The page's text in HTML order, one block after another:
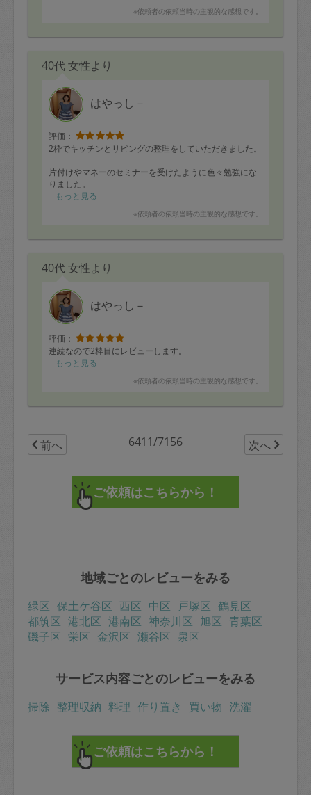
※依頼者の依頼当時の主観的な感想です。
40代 女性より
はやっし－
評価：
2枠でキッチンとリビングの整理をしていただきました。
片付けやマネーのセミナーを受けたように色々勉強にな
りました。
教えてもらった技で子どもが片付けを進んでやるように
教えてもらえました。
ありがとうございました?
もっと見る
※依頼者の依頼当時の主観的な感想です。
40代 女性より
はやっし－
評価：
連続なので2枠目にレビューします。
もっと見る
※依頼者の依頼当時の主観的な感想です。
前へ 6411/7156 次へ
地域ごとのレビューをみる
緑区 保土ケ谷区 西区 中区 戸塚区 鶴見区
都筑区 港北区 港南区 神奈川区 旭区 青葉区
磯子区 栄区 金沢区 瀬谷区 泉区
サービス内容ごとのレビューをみる
掃除 整理収納 料理 作り置き 買い物 洗濯